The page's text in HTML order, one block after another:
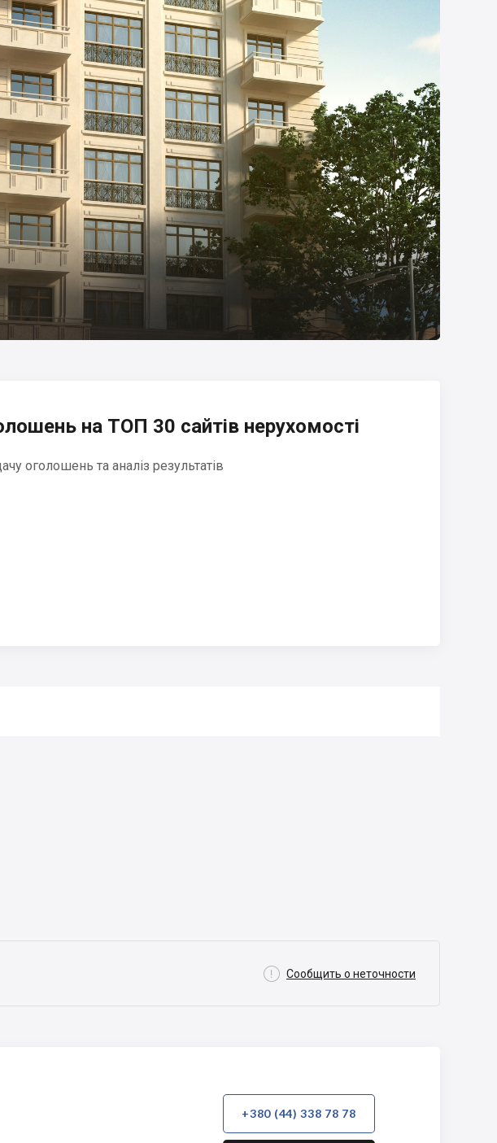
на ТОП 30 сайтів нерухомості
оголошень та аналіз результатів
 Сообщить о неточности
+380 (44) 338 78 78